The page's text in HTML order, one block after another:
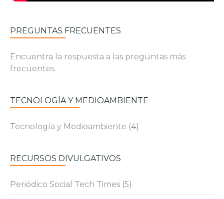
PREGUNTAS FRECUENTES
Encuentra la respuesta a las preguntas más
frecuentes
TECNOLOGÍA Y MEDIOAMBIENTE
Tecnología y Medioambiente (4)
RECURSOS DIVULGATIVOS
Periódico Social Tech Times (5)